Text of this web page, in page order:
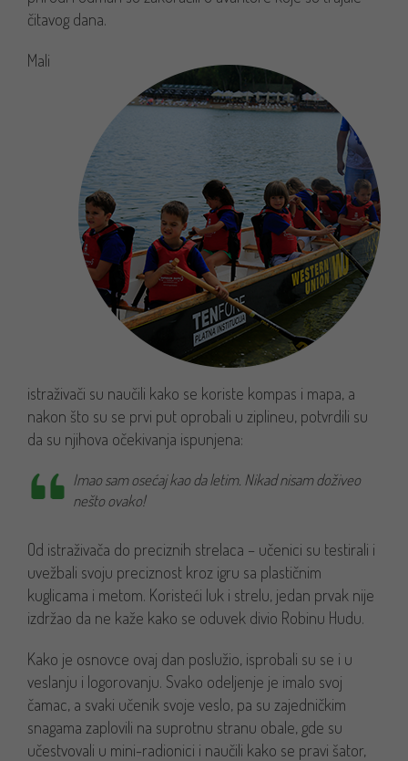
čitavog dana.
Mali
istraživači su naučili kako se koriste kompas i mapa, a
nakon što su se prvi put oprobali u ziplineu, potvrdili su
da su njihova očekivanja ispunjena:
Imao sam osećaj kao da letim. Nikad nisam doživeo
nešto ovako!
Od istraživača do preciznih strelaca – učenici su testirali i
uvežbali svoju preciznost kroz igru sa plastičnim
kuglicama i metom. Koristeći luk i strelu, jedan prvak nije
izdržao da ne kaže kako se oduvek divio Robinu Hudu.
Kako je osnovce ovaj dan poslužio, isprobali su se i u
veslanju i logorovanju. Svako odeljenje je imalo svoj
čamac, a svaki učenik svoje veslo, pa su zajedničkim
snagama zaplovili na suprotnu stranu obale, gde su
učestvovali u mini-radionici i naučili kako se pravi šator,